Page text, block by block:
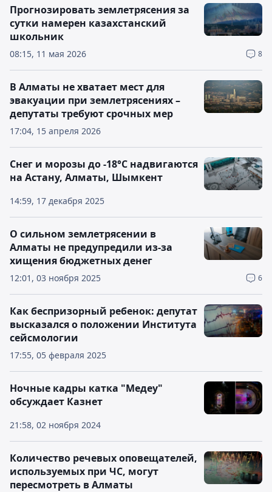
08:15, 11 мая 2026 8
Прогнозировать землетрясения за
сутки намерен казахстанский
школьник
17:04, 15 апреля 2026
В Алматы не хватает мест для
эвакуации при землетрясениях –
депутаты требуют срочных мер
14:59, 17 декабря 2025
Снег и морозы до -18°С надвигаются
на Астану, Алматы, Шымкент
12:01, 03 ноября 2025 6
О сильном землетрясении в
Алматы не предупредили из-за
хищения бюджетных денег
17:55, 05 февраля 2025
Как беспризорный ребенок: депутат
высказался о положении Института
сейсмологии
21:58, 02 ноября 2024
Ночные кадры катка "Медеу"
обсуждает Казнет
Количество речевых оповещателей,
используемых при ЧС, могут
пересмотреть в Алматы